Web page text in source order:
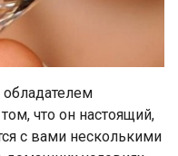
что он настоящий,
с вами несколькими